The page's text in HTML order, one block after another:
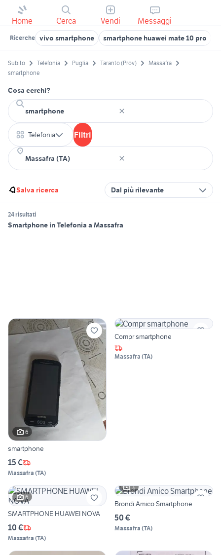
Home Cerca Vendi Messaggi
Ricerche vivo smartphone smartphone huawei mate 10 pro
Subito Telefonia Puglia Taranto (Prov)
Massafra
smartphone
Cosa cerchi?
Telefonia Filtri
Salva ricerca Dal più rilevante
24 risultati
Smartphone in Telefonia a Massafra
6
smartphone
15 €
Massafra (TA)
Compr smartphone
Massafra (TA)
6
SMARTPHONE HUAWEI NOVA
10 €
Massafra (TA)
3
Brondi Amico Smartphone
50 €
Massafra (TA)